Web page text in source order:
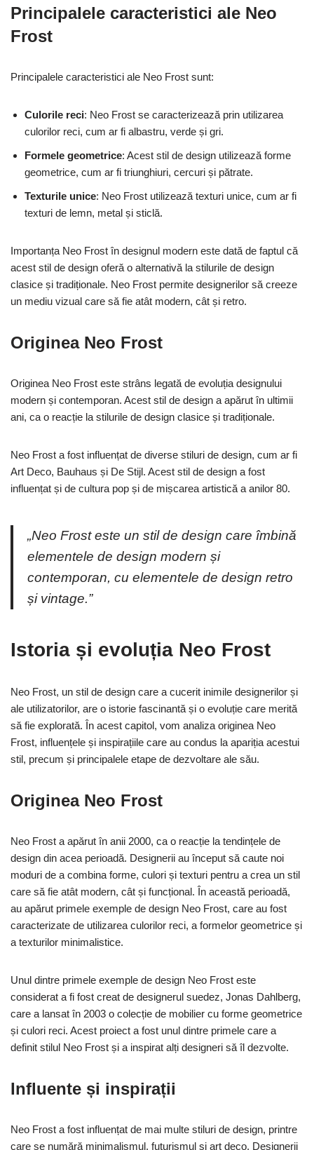
Principalele caracteristici ale Neo
Frost
Principalele caracteristici ale Neo Frost sunt:
Culorile reci: Neo Frost se caracterizează prin utilizarea
culorilor reci, cum ar fi albastru, verde și gri.
Formele geometrice: Acest stil de design utilizează forme
geometrice, cum ar fi triunghiuri, cercuri și pătrate.
Texturile unice: Neo Frost utilizează texturi unice, cum ar fi
texturi de lemn, metal și sticlă.
Importanța Neo Frost în designul modern este dată de faptul că
acest stil de design oferă o alternativă la stilurile de design
clasice și tradiționale. Neo Frost permite designerilor să creeze
un mediu vizual care să fie atât modern, cât și retro.
Originea Neo Frost
Originea Neo Frost este strâns legată de evoluția designului
modern și contemporan. Acest stil de design a apărut în ultimii
ani, ca o reacție la stilurile de design clasice și tradiționale.
Neo Frost a fost influențat de diverse stiluri de design, cum ar fi
Art Deco, Bauhaus și De Stijl. Acest stil de design a fost
influențat și de cultura pop și de mișcarea artistică a anilor 80.
„Neo Frost este un stil de design care îmbină
elementele de design modern și
contemporan, cu elementele de design retro
și vintage.”
Istoria și evoluția Neo Frost
Neo Frost, un stil de design care a cucerit inimile designerilor și
ale utilizatorilor, are o istorie fascinantă și o evoluție care merită
să fie explorată. În acest capitol, vom analiza originea Neo
Frost, influențele și inspirațiile care au condus la apariția acestui
stil, precum și principalele etape de dezvoltare ale său.
Originea Neo Frost
Neo Frost a apărut în anii 2000, ca o reacție la tendințele de
design din acea perioadă. Designerii au început să caute noi
moduri de a combina forme, culori și texturi pentru a crea un stil
care să fie atât modern, cât și funcțional. În această perioadă,
au apărut primele exemple de design Neo Frost, care au fost
caracterizate de utilizarea culorilor reci, a formelor geometrice și
a texturilor minimalistice.
Unul dintre primele exemple de design Neo Frost este
considerat a fi fost creat de designerul suedez, Jonas Dahlberg,
care a lansat în 2003 o colecție de mobilier cu forme geometrice
și culori reci. Acest proiect a fost unul dintre primele care a
definit stilul Neo Frost și a inspirat alți designeri să îl dezvolte.
Influente și inspirații
Neo Frost a fost influențat de mai multe stiluri de design, printre
care se numără minimalismul, futurismul și art deco. Designerii